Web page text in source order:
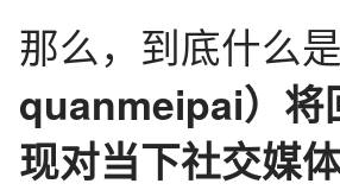
那么，到底什么
quanmeipai）将
现对当下社交媒